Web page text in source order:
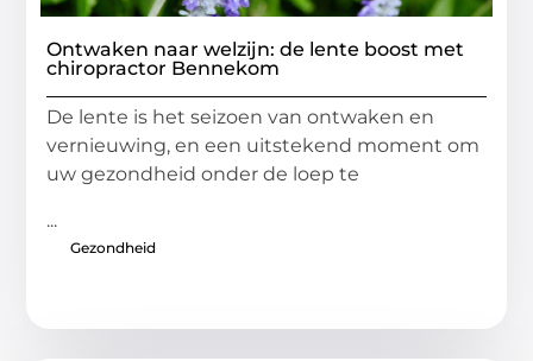
Ontwaken naar welzijn: de lente boost met
chiropractor Bennekom
De lente is het seizoen van ontwaken en
vernieuwing, en een uitstekend moment om
uw gezondheid onder de loep te
...
Gezondheid